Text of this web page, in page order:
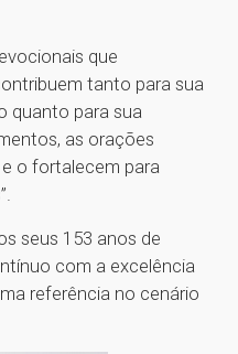
que
tanto para sua
quanto para sua
as orações
o fortalecem para
seus 153 anos de
com a excelência
referência no cenário